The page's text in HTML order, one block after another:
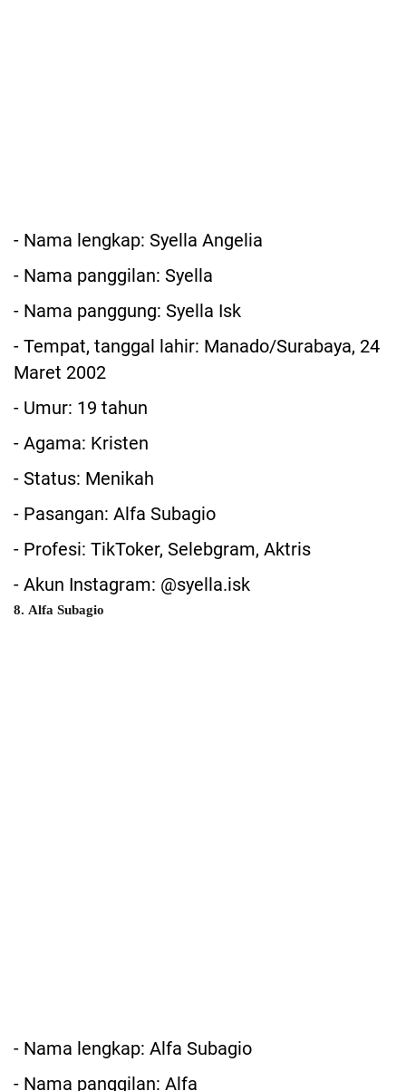
- Nama lengkap: Syella Angelia
- Nama panggilan: Syella
- Nama panggung: Syella Isk
- Tempat, tanggal lahir: Manado/Surabaya, 24
Maret 2002
- Umur: 19 tahun
- Agama: Kristen
- Status: Menikah
- Pasangan: Alfa Subagio
- Profesi: TikToker, Selebgram, Aktris
- Akun Instagram: @syella.isk
8. Alfa Subagio
- Nama lengkap: Alfa Subagio
- Nama panggilan: Alfa